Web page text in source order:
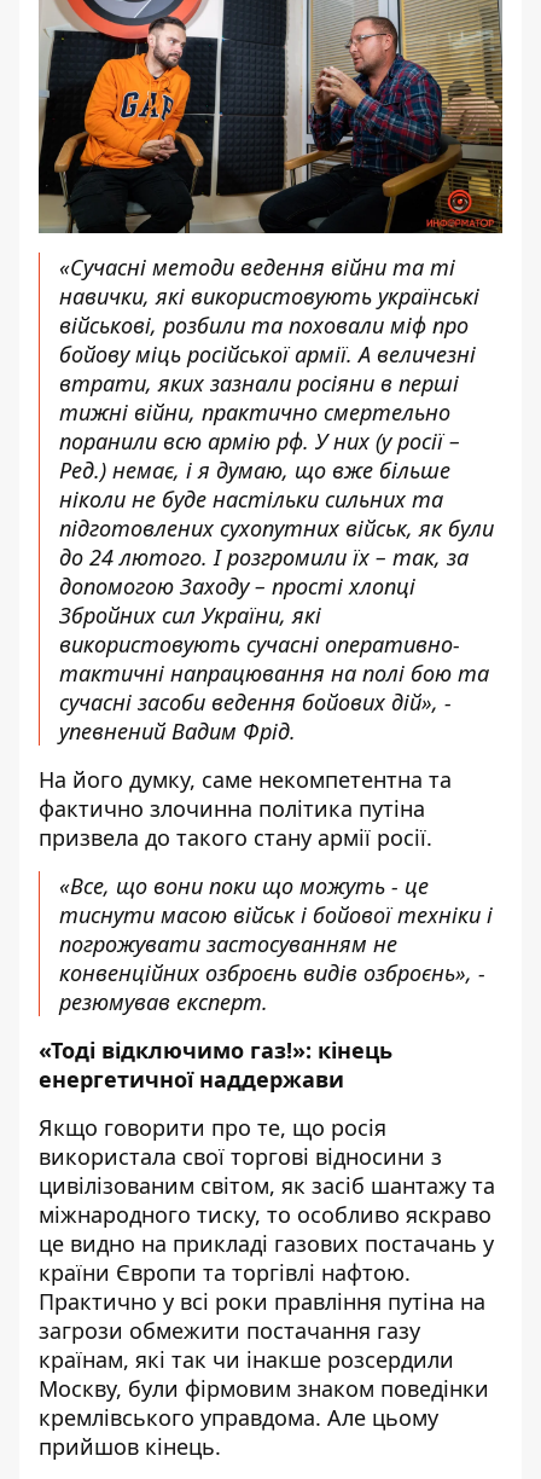
«Сучасні методи ведення війни та ті
навички, які використовують українські
військові, розбили та поховали міф про
бойову міць російської армії. А величезні
втрати, яких зазнали росіяни в перші
тижні війни, практично смертельно
поранили всю армію рф. У них (у росії –
Ред.) немає, і я думаю, що вже більше
ніколи не буде настільки сильних та
підготовлених сухопутних військ, як були
до 24 лютого. І розгромили їх – так, за
допомогою Заходу – прості хлопці
Збройних сил України, які
використовують сучасні оперативно-
тактичні напрацювання на полі бою та
сучасні засоби ведення бойових дій», -
упевнений Вадим Фрід.
На його думку, саме некомпетентна та
фактично злочинна політика путіна
призвела до такого стану армії росії.
«Все, що вони поки що можуть - це
тиснути масою військ і бойової техніки і
погрожувати застосуванням не
конвенційних озброєнь видів озброєнь», -
резюмував експерт.
«Тоді відключимо газ!»: кінець
енергетичної наддержави
Якщо говорити про те, що росія
використала свої торгові відносини з
цивілізованим світом, як засіб шантажу та
міжнародного тиску, то особливо яскраво
це видно на прикладі газових постачань у
країни Європи та торгівлі нафтою.
Практично у всі роки правління путіна на
загрози обмежити постачання газу
країнам, які так чи інакше розсердили
Москву, були фірмовим знаком поведінки
кремлівського управдома. Але цьому
прийшов кінець.